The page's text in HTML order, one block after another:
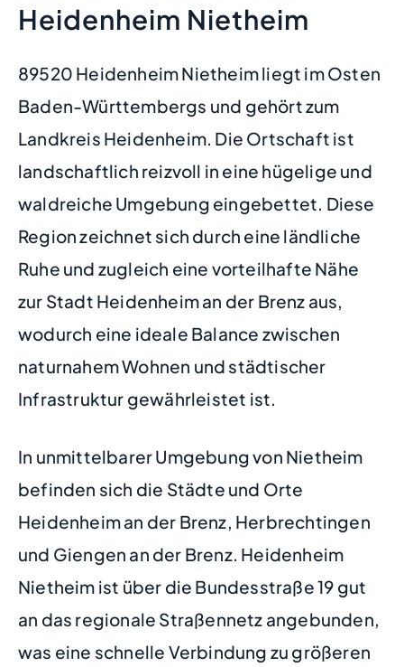
Heidenheim Nietheim
89520 Heidenheim Nietheim liegt im Osten
Baden-Württembergs und gehört zum
Landkreis Heidenheim. Die Ortschaft ist
landschaftlich reizvoll in eine hügelige und
waldreiche Umgebung eingebettet. Diese
Region zeichnet sich durch eine ländliche
Ruhe und zugleich eine vorteilhafte Nähe
zur Stadt Heidenheim an der Brenz aus,
wodurch eine ideale Balance zwischen
naturnahem Wohnen und städtischer
Infrastruktur gewährleistet ist.
In unmittelbarer Umgebung von Nietheim
befinden sich die Städte und Orte
Heidenheim an der Brenz, Herbrechtingen
und Giengen an der Brenz. Heidenheim
Nietheim ist über die Bundesstraße 19 gut
an das regionale Straßennetz angebunden,
was eine schnelle Verbindung zu größeren